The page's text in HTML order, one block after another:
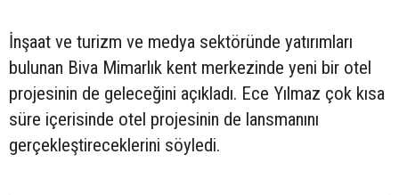
İnşaat ve turizm ve medya sektöründe yatırımları
bulunan Biva Mimarlık kent merkezinde yeni bir otel
projesinin de geleceğini açıkladı. Ece Yılmaz çok kısa
süre içerisinde otel projesinin de lansmanını
gerçekleştireceklerini söyledi.